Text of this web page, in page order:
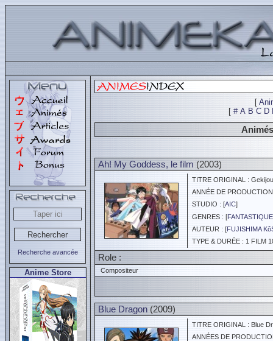
Recherche avancée
Anime Store
[
[ # A B C D
Ah! My Goddess, le film (2003)
TITRE ORIGINAL :
ANNÉE DE
STUDIO : [AIC]
GENRES : [
AUTEUR : [FUJISHIMA
TYPE & DURÉE : 1 FILM
Role :
Compositeur
Blue Dragon (2009)
TITRE ORIGINAL : Blue
ANNÉES DE